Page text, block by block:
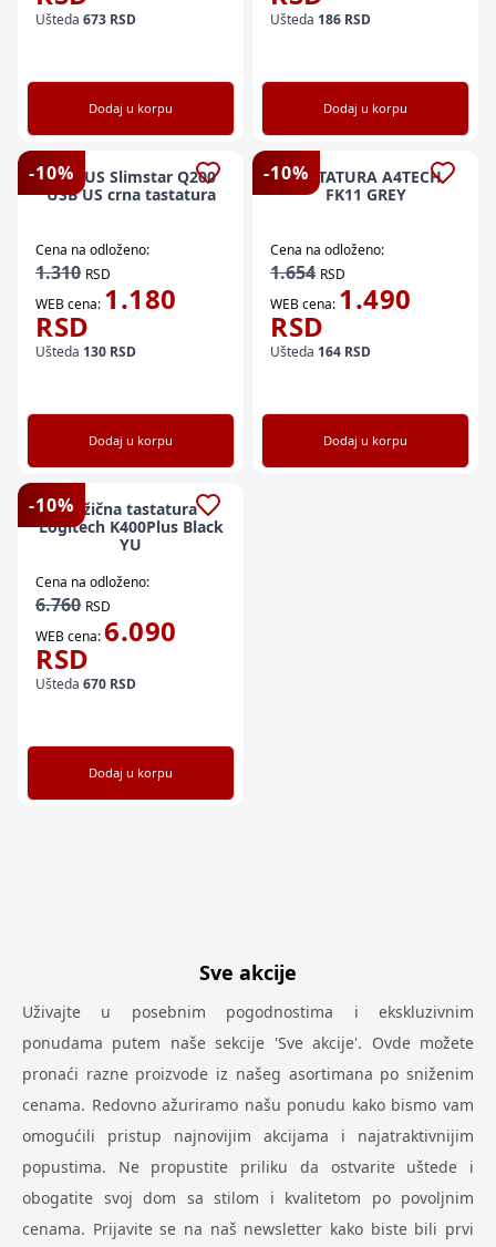
Ušteda 673 RSD
Dodaj u korpu
Ušteda 186 RSD
Dodaj u korpu
-10%
GENIUS Slimstar Q200
USB US crna tastatura
Cena na odloženo:
1.310 RSD
WEB cena: 1.180
RSD
Ušteda 130 RSD
Dodaj u korpu
-10%
TASTATURA A4TECH
FK11 GREY
Cena na odloženo:
1.654 RSD
WEB cena: 1.490
RSD
Ušteda 164 RSD
Dodaj u korpu
-10%Bežična tastatura
Logitech K400Plus Black
YU
Cena na odloženo:
6.760 RSD
WEB cena:6.090
RSD
Ušteda 670 RSD
Dodaj u korpu
Sve akcije
Uživajte u posebnim pogodnostima i ekskluzivnim
ponudama putem naše sekcije 'Sve akcije'. Ovde možete
pronaći razne proizvode iz našeg asortimana po sniženim
cenama. Redovno ažuriramo našu ponudu kako bismo vam
omogućili pristup najnovijim akcijama i najatraktivnijim
popustima. Ne propustite priliku da ostvarite uštede i
obogatite svoj dom sa stilom i kvalitetom po povoljnim
cenama. Prijavite se na naš newsletter kako biste bili prvi